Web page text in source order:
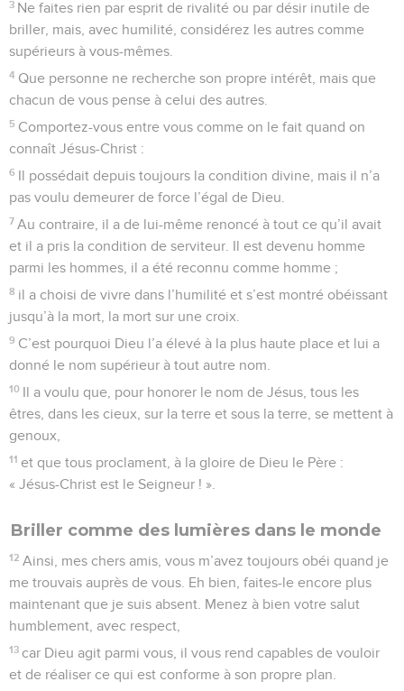
3 Ne faites rien par esprit de rivalité ou par désir inutile de
briller, mais, avec humilité, considérez les autres comme
supérieurs à vous-mêmes.
4 Que personne ne recherche son propre intérêt, mais que
chacun de vous pense à celui des autres.
5 Comportez-vous entre vous comme on le fait quand on
connaît Jésus-Christ :
6 Il possédait depuis toujours la condition divine, mais il n’a
pas voulu demeurer de force l’égal de Dieu.
7 Au contraire, il a de lui-même renoncé à tout ce qu’il avait
et il a pris la condition de serviteur. Il est devenu homme
parmi les hommes, il a été reconnu comme homme ;
8 il a choisi de vivre dans l’humilité et s’est montré obéissant
jusqu’à la mort, la mort sur une croix.
9 C’est pourquoi Dieu l’a élevé à la plus haute place et lui a
donné le nom supérieur à tout autre nom.
10 Il a voulu que, pour honorer le nom de Jésus, tous les
êtres, dans les cieux, sur la terre et sous la terre, se mettent à
genoux,
11 et que tous proclament, à la gloire de Dieu le Père :
« Jésus-Christ est le Seigneur ! ».
Briller comme des lumières dans le monde
12 Ainsi, mes chers amis, vous m’avez toujours obéi quand je
me trouvais auprès de vous. Eh bien, faites-le encore plus
maintenant que je suis absent. Menez à bien votre salut
humblement, avec respect,
13 car Dieu agit parmi vous, il vous rend capables de vouloir
et de réaliser ce qui est conforme à son propre plan.